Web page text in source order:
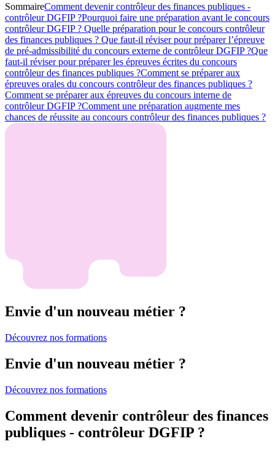
SommaireComment devenir contrôleur des finances publiques -
contrôleur DGFIP ?Pourquoi faire une préparation avant le concours
contrôleur DGFIP ? Quelle préparation pour le concours contrôleur
des finances publiques ? Que faut-il réviser pour préparer l’épreuve
de pré-admissibilité du concours externe de contrôleur DGFIP ?Que
faut-il réviser pour préparer les épreuves écrites du concours
contrôleur des finances publiques ?Comment se préparer aux
épreuves orales du concours contrôleur des finances publiques ?
Comment se préparer aux épreuves du concours interne de
contrôleur DGFIP ?Comment une préparation augmente mes
chances de réussite au concours contrôleur des finances publiques ?
Envie d'un nouveau métier ?
Découvrez nos formations
Envie d'un nouveau métier ?
Découvrez nos formations
Comment devenir contrôleur des finances
publiques - contrôleur DGFIP ?